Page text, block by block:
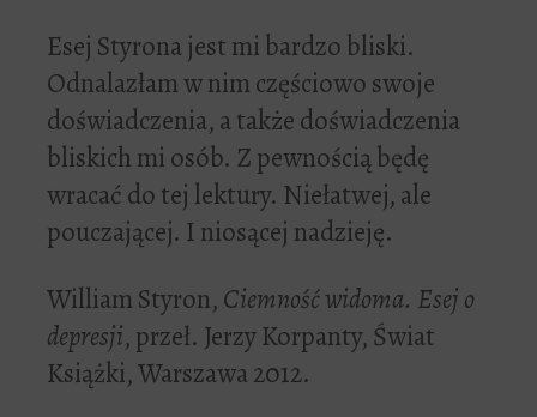
Esej Styrona jest mi bardzo bliski.
Odnalazłam w nim częściowo swoje
doświadczenia, a także doświadczenia
bliskich mi osób. Z pewnością będę
wracać do tej lektury. Niełatwej, ale
pouczającej. I niosącej nadzieję.
William Styron,Ciemność widoma. Esej o
depresji, przeł. Jerzy Korpanty, Świat
Książki, Warszawa 2012.